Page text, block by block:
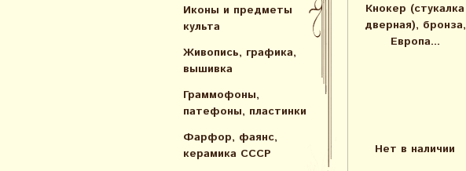
Иконы и предметы
культа
Живопись, графика,
вышивка
Граммофоны,
патефоны, пластинки
Фарфор, фаянс,
керамика СССР
Кнокер (стукалка
дверная), бронза,
Европа...
Нет в наличии